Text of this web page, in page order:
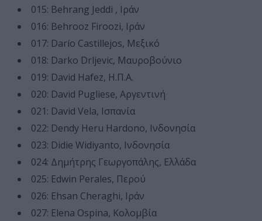
015: Behrang Jeddi , Ιράν
016: Behrooz Firoozi, Ιράν
017: Darío Castillejos, Μεξικό
018: Darko Drljevic, Μαυροβούνιο
019: David Hafez, Η.Π.Α.
020: David Pugliese, Αργεντινή
021: David Vela, Ισπανία
022: Dendy Heru Hardono, Ινδονησία
023: Didie Widiyanto, Ινδονησία
024: Δημήτρης Γεωργοπάλης, Ελλάδα
025: Edwin Perales, Περού
026: Ehsan Cheraghi, Ιράν
027: Elena Ospina, Κολομβία